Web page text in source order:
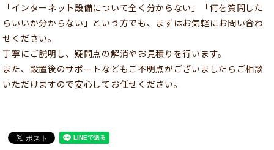
「インターネット設備について全く分からない」「何を質問した
らいいか分からない」という方でも、まずはお気軽にお問い合わ
せください。
丁寧にご説明し、疑問点の解消やお見積りを行います。
また、設置後のサポートなどもご不明点がございましたらご相談
いただけますので安心してお任せください。